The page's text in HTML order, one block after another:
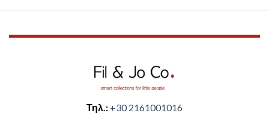
Τηλ.: +30 2161001016